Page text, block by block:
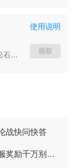
宫务令*1、精力丹*1、玛瑙心*1、绿松石*1、亲密香包*1、资源礼箱*1
使用说明
领取
战快问快答
《爱江山更爱美人》—开服奖励千万别错过